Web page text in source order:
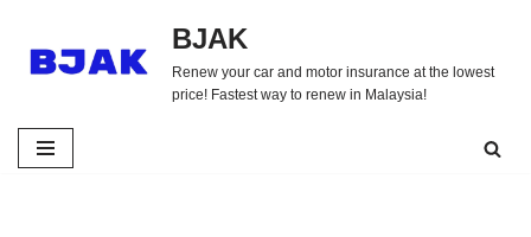
Skip
BJAK
Renew your car and motor insurance at the lowest
price! Fastest way to renew in Malaysia!